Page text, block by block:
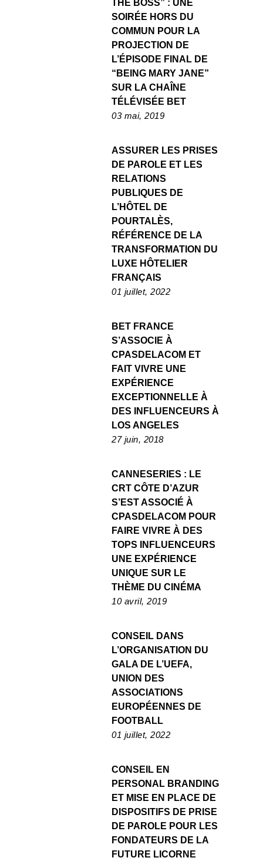
THE BOSS” : UNE
SOIRÉE HORS DU
COMMUN POUR LA
PROJECTION DE
L’ÉPISODE FINAL DE
“BEING MARY JANE”
SUR LA CHAÎNE
TÉLÉVISÉE BET
03 mai, 2019
ASSURER LES PRISES
DE PAROLE ET LES
RELATIONS
PUBLIQUES DE
L’HÔTEL DE
POURTALÈS,
RÉFÉRENCE DE LA
TRANSFORMATION DU
LUXE HÔTELIER
FRANÇAIS
01 juillet, 2022
BET FRANCE
S’ASSOCIE À
CPASDELACOM ET
FAIT VIVRE UNE
EXPÉRIENCE
EXCEPTIONNELLE À
DES INFLUENCEURS À
LOS ANGELES
27 juin, 2018
CANNESERIES : LE
CRT CÔTE D’AZUR
S’EST ASSOCIÉ À
CPASDELACOM POUR
FAIRE VIVRE À DES
TOPS INFLUENCEURS
UNE EXPÉRIENCE
UNIQUE SUR LE
THÈME DU CINÉMA
10 avril, 2019
CONSEIL DANS
L’ORGANISATION DU
GALA DE L’UEFA,
UNION DES
ASSOCIATIONS
EUROPÉENNES DE
FOOTBALL
01 juillet, 2022
CONSEIL EN
PERSONAL BRANDING
ET MISE EN PLACE DE
DISPOSITIFS DE PRISE
DE PAROLE POUR LES
FONDATEURS DE LA
FUTURE LICORNE